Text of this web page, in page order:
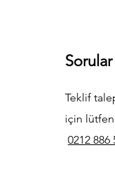
Sorular
Teklif
için lütfen
0212 886